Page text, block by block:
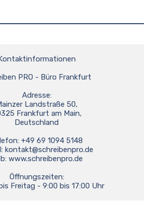
PRO - Büro Frankfurt
Adresse:
Landstraße 50,
Frankfurt am Main,
Deutschland
+49 69 1094 5148
kontakt@schreibenpro.de
www.schreibenpro.de
Öffnungszeiten:
Freitag - 9:00 bis 17:00 Uhr